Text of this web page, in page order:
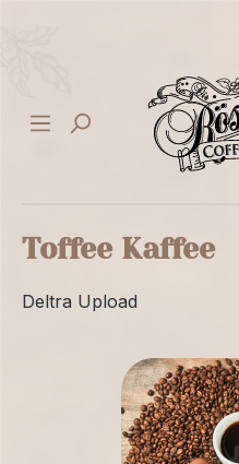
Toffee Kaffee
Deltra Upload